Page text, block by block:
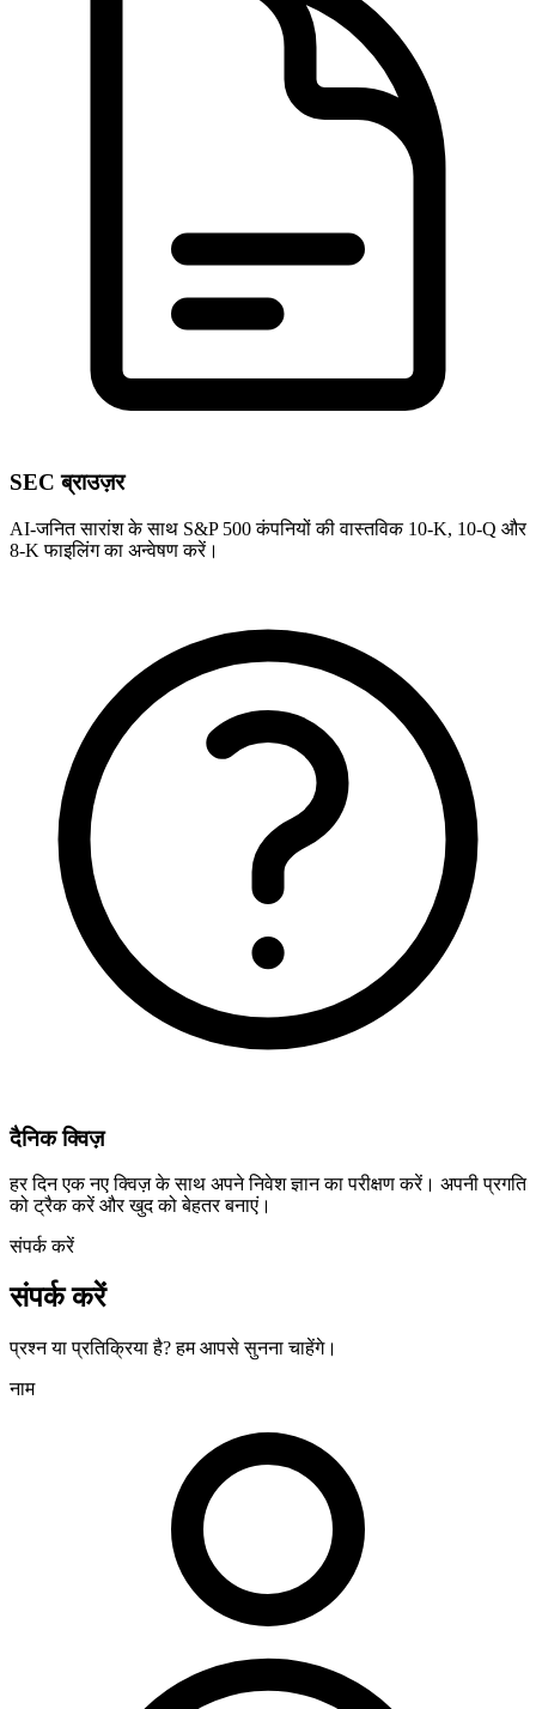
SEC ब्राउज़र
AI-जनित सारांश के साथ S&P 500 कंपनियों की वास्तविक 10-K, 10-Q और
8-K फाइलिंग का अन्वेषण करें।
दैनिक क्विज़
हर दिन एक नए क्विज़ के साथ अपने निवेश ज्ञान का परीक्षण करें। अपनी प्रगति
को ट्रैक करें और खुद को बेहतर बनाएं।
संपर्क करें
संपर्क करें
प्रश्न या प्रतिक्रिया है? हम आपसे सुनना चाहेंगे।
नाम